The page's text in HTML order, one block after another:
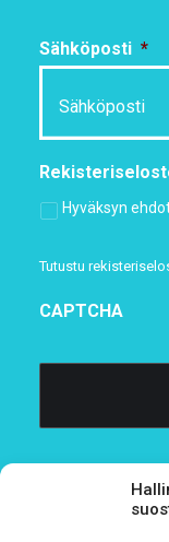
Sähköposti *
Hyväksyn
Tutustu
CAPTCHA